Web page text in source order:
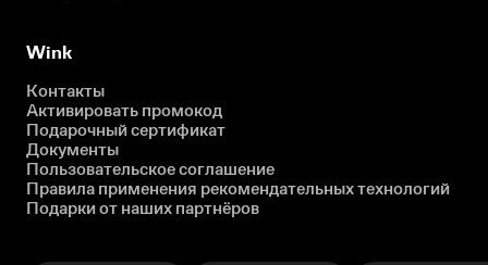
Wink
Контакты
Активировать промокод
Подарочный сертификат
Документы
Пользовательское соглашение
Правила применения рекомендательных технологий
Подарки от наших партнёров